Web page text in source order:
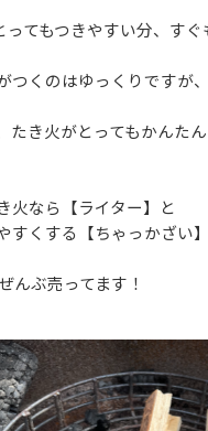
ってもつきやすい分、すぐ
つくのはゆっくりですが
たき火がとってもかんた
火なら【ライター】と
すくする【ちゃっかざい
ぶ売ってます！